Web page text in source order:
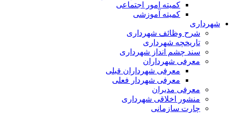
کمیته امور اجتماعی
کمیته آموزشی
شهرداری
شرح وظائف شهرداری
تاریخچه شهرداری
سند چشم انداز شهرداری
معرفی شهرداران
معرفی شهرداران قبلی
معرفی شهردار فعلی
معرفی مدیران
منشور اخلاقی شهرداری
چارت سازمانی